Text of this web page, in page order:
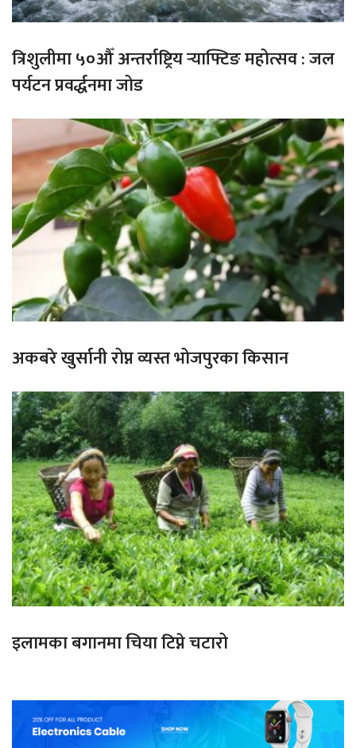
त्रिशुलीमा ५०औँ अन्तर्राष्ट्रिय र्‍याफ्टिङ महोत्सव : जल
पर्यटन प्रवर्द्धनमा जोड
अकबरे खुर्सानी रोप्न व्यस्त भोजपुरका किसान
इलामका बगानमा चिया टिप्ने चटारो